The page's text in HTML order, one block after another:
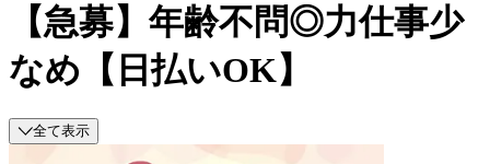
【急募】年齢不問◎力仕事少
なめ【日払いOK】
全て表示